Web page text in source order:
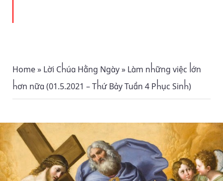
Home» Lời Chúa Hằng Ngày» Làm những việc lớn
hơn nữa (01.5.2021 – Thứ Bảy Tuần 4 Phục Sinh)